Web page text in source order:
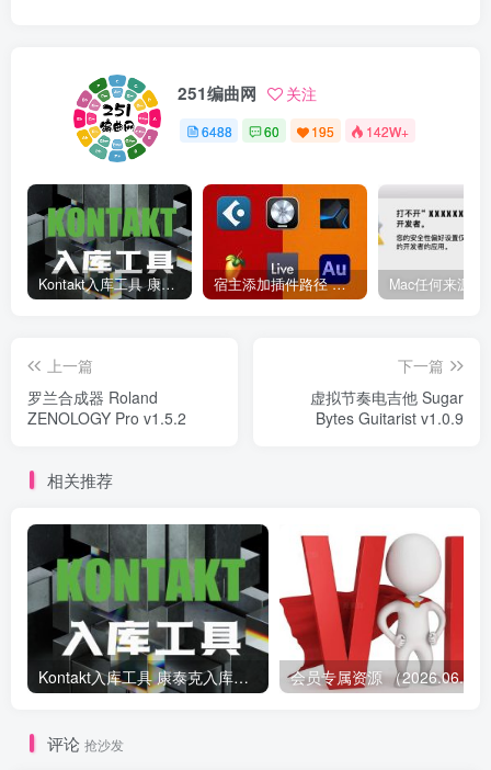
251编曲网 关注
6488 60 195 142W+
Kontakt入库工具 康泰克入库教程 宿主添加插件路径 插件路径设置 VSTPlugins路径
上一篇
罗兰合成器 Roland
ZENOLOGY Pro v1.5.2
下一篇
虚拟节奏电吉他 Sugar
Bytes Guitarist v1.0.9
相关推荐
Kontakt入库工具 康泰克入库教程
评论 抢沙发